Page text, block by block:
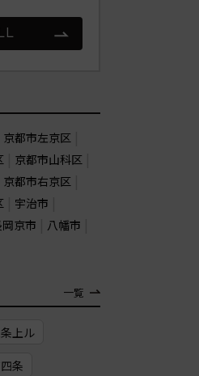
京都市左京区
京都市山科区
京都市右京区
宇治市
京市
八幡市
一覧
上ル
条